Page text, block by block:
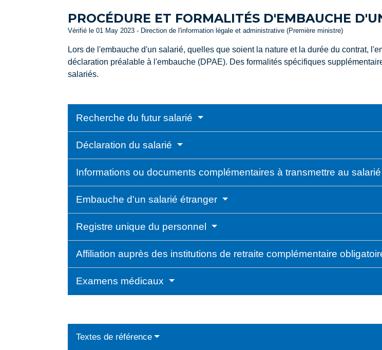
PROCÉDURE ET FORMALITÉS D'EMBAUCHE
Vérifié le 01 May 2023 - Direction de l'information légale et administrative (Première ministre)
Lors de l'embauche d'un salarié, quelles que soient la nature et la durée du contrat,
déclaration préalable à l'embauche (DPAE). Des formalités spécifiques
salariés.
Recherche du futur salarié
Déclaration du salarié
Informations ou documents complémentaires à transmettre au salarié
Embauche d'un salarié étranger
Registre unique du personnel
Affiliation auprès des institutions de retraite complémentaire
Examens médicaux
Textes de référence